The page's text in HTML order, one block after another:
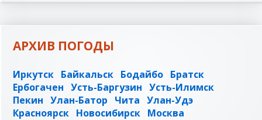
АРХИВ ПОГОДЫ
Иркутск Байкальск Бодайбо Братск
Ербогачен Усть-Баргузин Усть-Илимск
Пекин Улан-Батор Чита Улан-Удэ
Красноярск Новосибирск Москва